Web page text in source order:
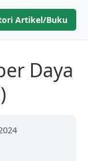
tulis
negeri.
dengan
Artikel/Buku
Daya